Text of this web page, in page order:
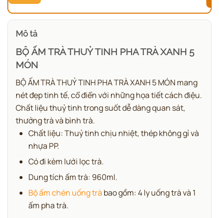
Mô tả
BỘ ẤM TRÀ THUỶ TINH PHA TRÀ XANH 5
MÓN
BỘ ẤM TRÀ THUỶ TINH PHA TRÀ XANH 5 MÓN mang
nét đẹp tinh tế, cổ điển với những họa tiết cách điệu.
Chất liệu thuỷ tinh trong suốt dễ dàng quan sát,
thưởng trà và bình trà.
Chất liệu: Thuỷ tinh chịu nhiệt, thép không gỉ và
nhựa PP.
Có đi kèm lưới lọc trà.
Dung tích ấm trà: 960ml.
Bộ ấm chén uống trà bao gồm: 4 ly uống trà và 1
ấm pha trà.